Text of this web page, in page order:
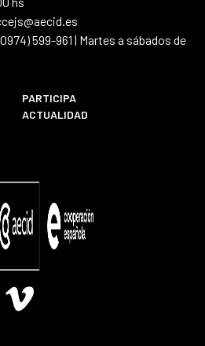
599-961 | Martes a sábados de
PARTICIPA
ACTUALIDAD
Vimeo